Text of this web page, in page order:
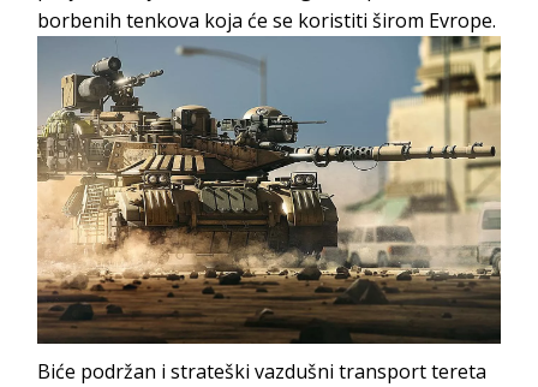
borbenih tenkova koja će se koristiti širom Evrope.
Biće podržan i strateški vazdušni transport tereta